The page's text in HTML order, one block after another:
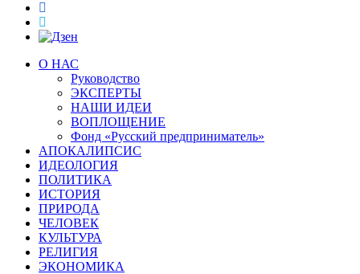
О НАС
Руководство
ЭКСПЕРТЫ
НАШИ ИДЕИ
ВОПЛОЩЕНИЕ
Фонд «Русский предприниматель»
АПОКАЛИПСИС
ИДЕОЛОГИЯ
ПОЛИТИКА
ИСТОРИЯ
ПРИРОДА
ЧЕЛОВЕК
КУЛЬТУРА
РЕЛИГИЯ
ЭКОНОМИКА